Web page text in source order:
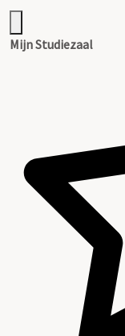
Mijn Studiezaal